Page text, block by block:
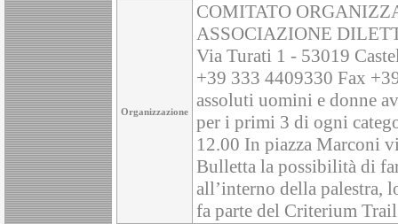
Organizzazione
COMITATO
ASSOCIAZIONE
Via Turati 1 - 53019
+39 333 4409330 Fax
assoluti uomini e donne
per i primi 3 di ogni
12.00 In piazza Marconi
Bulletta la possibilità di
all’interno della palestra,
fa parte del Criterium